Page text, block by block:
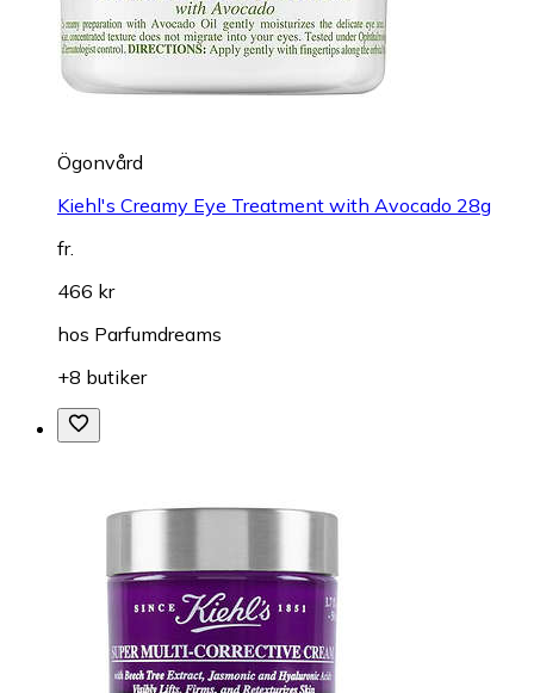
Ögonvård
Kiehl's Creamy Eye Treatment with Avocado 28g
fr.
466 kr
hos Parfumdreams
+8 butiker